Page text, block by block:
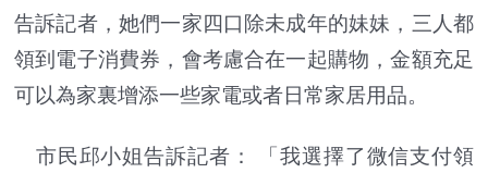
告訴記者，她們一家四口除未成年的妹妹，三人都
領到電子消費券，會考慮合在一起購物，金額充足
可以為家裏增添一些家電或者日常家居用品。
市民邱小姐告訴記者： 「我選擇了微信支付領